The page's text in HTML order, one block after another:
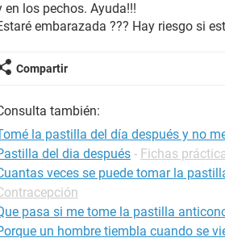
en los pechos. Ayuda!!!
embarazada ??? Hay riesgo si
Compartir
también:
la pastilla del día después y no
del dia después - Fichas
veces se puede tomar la
pasa si me tome la pastilla
un hombre tiembla cuando se